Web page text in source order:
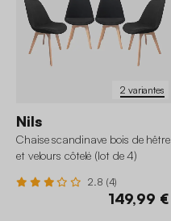
2 variantes
Nils
Chaise scandinave bois de hêtre
et velours côtelé (lot de 4)
2.8 (4)
149,99 €